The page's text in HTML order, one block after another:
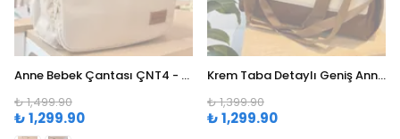
Anne Bebek Çantası ÇNT4 - Krem
₺ 1,499.90
₺ 1,299.90
Krem Taba Detaylı Geniş Anne Çantası ÇNT3
₺ 1,399.90
₺ 1,299.90